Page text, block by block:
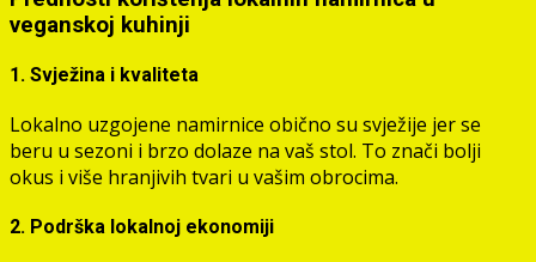
veganskoj kuhinji
1. Svježina i kvaliteta
Lokalno uzgojene namirnice obično su svježije jer se
beru u sezoni i brzo dolaze na vaš stol. To znači bolji
okus i više hranjivih tvari u vašim obrocima.
2. Podrška lokalnoj ekonomiji